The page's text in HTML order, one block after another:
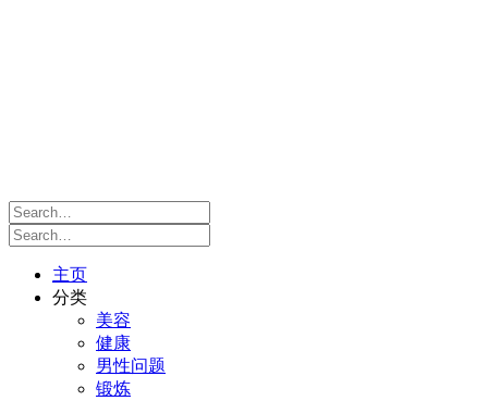
主页
分类
美容
健康
男性问题
锻炼